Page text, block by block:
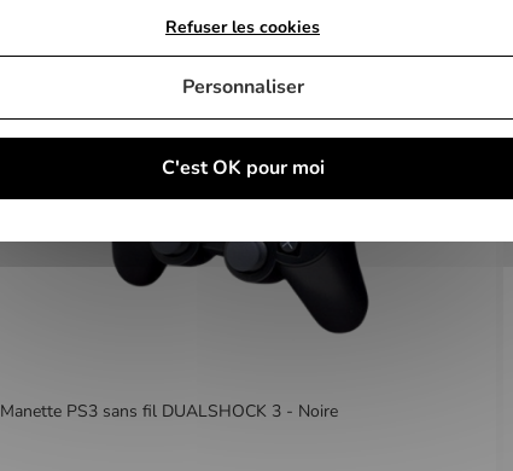
Manette PS3 sans fil DUALSHOCK 3 - Noire
C'est OK pour moi
Refuser les cookies
Personnaliser